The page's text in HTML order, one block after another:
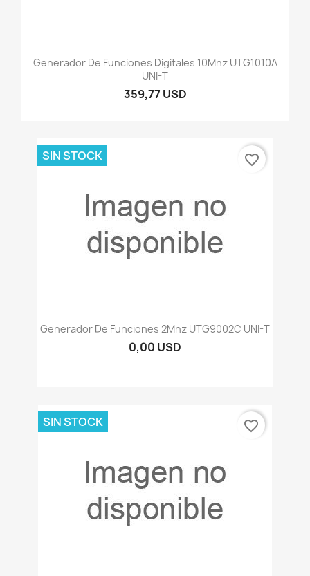
Generador De Funciones Digitales 10Mhz UTG1010A
UNI-T
359,77 USD
Generador De Funciones 2Mhz UTG9002C UNI-T
0,00 USD
SIN STOCK favorite_border
SIN STOCK favorite_border